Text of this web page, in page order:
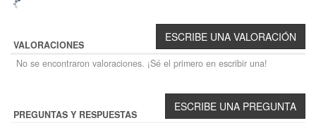
VALORACIONES
No se encontraron valoraciones. ¡Sé el primero en escribir una!
PREGUNTAS Y RESPUESTAS